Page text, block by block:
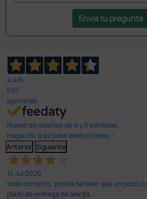
Envía tu pregunta
4,4/5
597
opiniones
Nuestras reseñas de 4 y 5 estrellas.
Haga clic aquí para leerlos todos >
Anterior Siguiente
14 Jul 2026
todo correcto. podria señalar que un poco
plazo de entrega se alarga.